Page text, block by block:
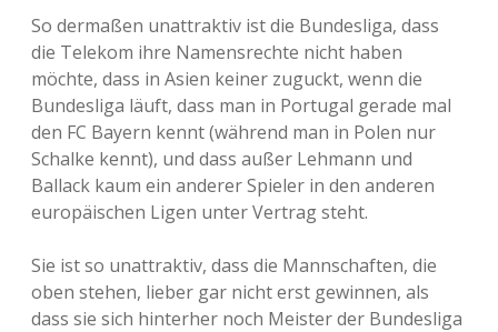
So dermaßen unattraktiv ist die Bundesliga, dass
die Telekom ihre Namensrechte nicht haben
möchte, dass in Asien keiner zuguckt, wenn die
Bundesliga läuft, dass man in Portugal gerade mal
den FC Bayern kennt (während man in Polen nur
Schalke kennt), und dass außer Lehmann und
Ballack kaum ein anderer Spieler in den anderen
europäischen Ligen unter Vertrag steht.
Sie ist so unattraktiv, dass die Mannschaften, die
oben stehen, lieber gar nicht erst gewinnen, als
dass sie sich hinterher noch Meister der Bundesliga